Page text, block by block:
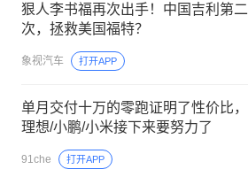
狠人李书福再次出手！中国吉利第二
次，拯救美国福特？
象视汽车 打开APP
单月交付十万的零跑证明了性价比，
理想/小鹏/小米接下来要努力了
91che 打开APP